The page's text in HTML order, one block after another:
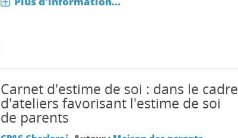
Carnet d'estime de soi : dans le cadre
d'ateliers favorisant l'estime de soi
de parents